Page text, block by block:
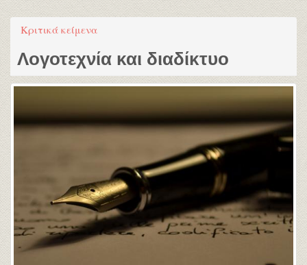
Κριτικά κείμενα
Λογοτεχνία και διαδίκτυο